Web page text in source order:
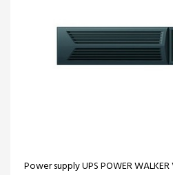
Power supply UPS POWER WALKER